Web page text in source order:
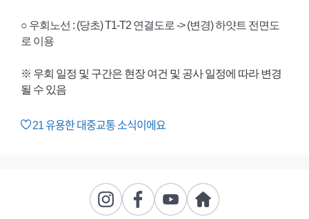
○ 우회노선 : (당초) T1-T2 연결도로 -> (변경) 하얏트 전면도
로 이용
※ 우회 일정 및 구간은 현장 여건 및 공사 일정에 따라 변경
될 수 있음
21유용한 대중교통 소식이에요